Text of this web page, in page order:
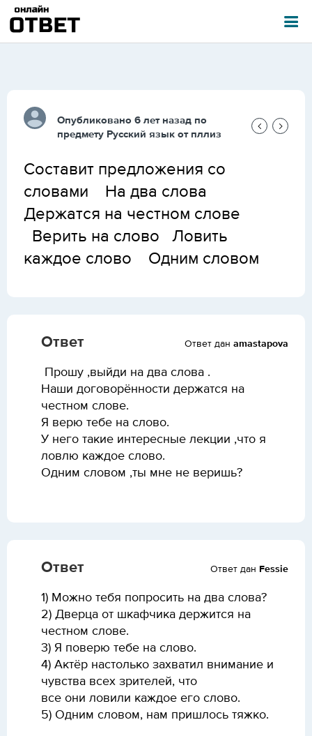
Опубликовано 6 лет назад по
предмету Русский язык от пллиз
Составит предложения со
словами На два слова
Держатся на честном слове
Верить на слово Ловить
каждое слово Одним словом
Ответ Ответ дан amastapova
Прошу ,выйди на два слова .
Наши договорённости держатся на
честном слове.
Я верю тебе на слово.
У него такие интересные лекции ,что я
ловлю каждое слово.
Одним словом ,ты мне не веришь?
Ответ Ответ дан Fessie
1) Можно тебя попросить на два слова?
2) Дверца от шкафчика держится на
честном слове.
3) Я поверю тебе на слово.
4) Актёр настолько захватил внимание и
чувства всех зрителей, что
все они ловили каждое его слово.
5) Одним словом, нам пришлось тяжко.